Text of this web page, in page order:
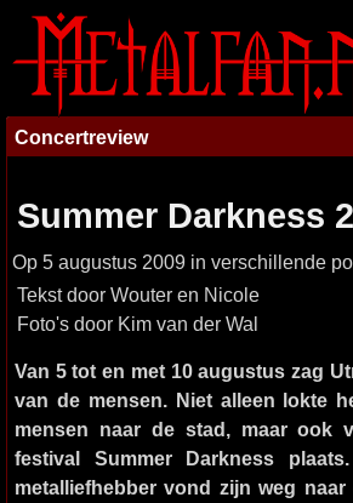
Concertreview
Summer Darkness
Op 5 augustus 2009 in verschillende
Tekst door Wouter en Nicole
Foto's door Kim van der Wal
Van 5 tot en met 10 augustus zag
van de mensen. Niet alleen lokte
mensen naar de stad, maar ook
festival Summer Darkness
metalliefhebber vond zijn weg